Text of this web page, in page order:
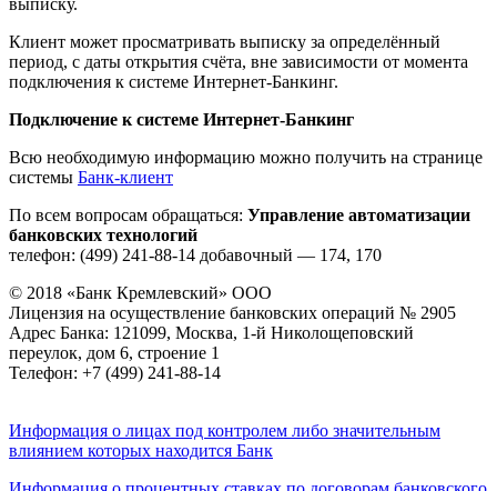
Клиент может просматривать выписку за определённый
период, с даты открытия счёта, вне зависимости от момента
подключения к системе Интернет-Банкинг.
Подключение к системе Интернет-Банкинг
Всю необходимую информацию можно получить на странице
системы Банк-клиент
По всем вопросам обращаться: Управление автоматизации
банковских технологий
телефон: (499) 241-88-14 добавочный — 174, 170
© 2018 «Банк Кремлевский» ООО
Лицензия на осуществление банковских операций № 2905
Адрес Банка: 121099, Москва, 1-й Николощеповский
переулок, дом 6, строение 1
Телефон: +7 (499) 241-88-14
Информация о лицах под контролем либо значительным
влиянием которых находится Банк